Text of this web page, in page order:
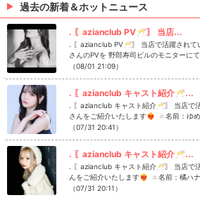
過去の新着＆ホットニュース
. 〖azianclub PV🥂〗 当店...
. 〖azianclub PV🥂〗 当店で活躍されている❮まあや @edxms ❯
さんのPVを 野郎寿司ビルのモニターに
さん以外に店内も撮影してますので、ぜ
ある方はお気軽にDMをしてください✉️✨ #azianclub #アジアン
クラブ #キャバクラ #シャンパン #歌舞伎町キャバクラ Instagram
で記事を開くazian clubさんのインスタ
願いします❤︎
（08/01 21:09）
. 〖azianclub キャスト紹介🥂...
. 〖azianclub キャスト紹介🥂〗 当店で
さんをご紹介いたします❤️‍🔥 ◽️名前：ゆめき ◽️身長：155cm ◽️誕
生日：1月21日 ◽️出身：東京 ◽️休日の
一言！ ▷▷ 仲良しになりましょう🫶🏻 azianclubでは一緒に盛り
上げてくれるキャスト・スタッフさんを
話を聞いてみたい、働いてみたいなどご
Mをしてください✉️✨ #azianclub #アジアンクラブ #キャバクラ
（07/31 20:41）
. 〖azianclub キャスト紹介🥂...
. 〖azianclub キャスト紹介🥂〗 当店で
んをご紹介いたします❤️‍🔥 ◽️名前：橘ハナ🌸 @han.62.so ◽️身
長：153cm ◽️出身：東京 ◽️休日の過ご
（07/31 20:11）